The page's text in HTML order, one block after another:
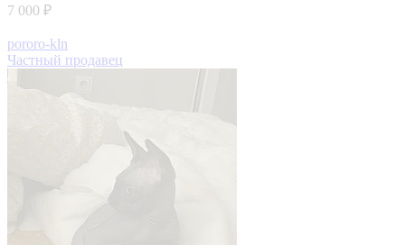
7 000 ₽
pororo-kln
Частный продавец